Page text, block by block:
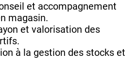
et accompagnement
magasin.
et valorisation des
à la gestion des stocks et